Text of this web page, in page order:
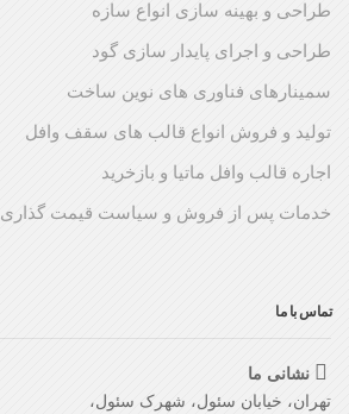
طراحی و بهینه سازی انواع سازه
طراحی و اجرای پایدار سازی گود
سمینارهای فناوری های نوین ساخت
تولید و فروش انواع قالب های سقف وافل
اجاره قالب وافل ماتیا و بازخرید
خدمات پس از فروش و سیاست قیمت گذاری
تماس با ما
نشانی ما
تهران، خیابان سئول، شهرک سئول،